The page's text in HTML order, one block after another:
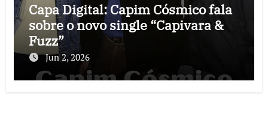
Capa Digital: Capim Cósmico fala
sobre o novo single “Capivara &
Fuzz”
Jun 2, 2026